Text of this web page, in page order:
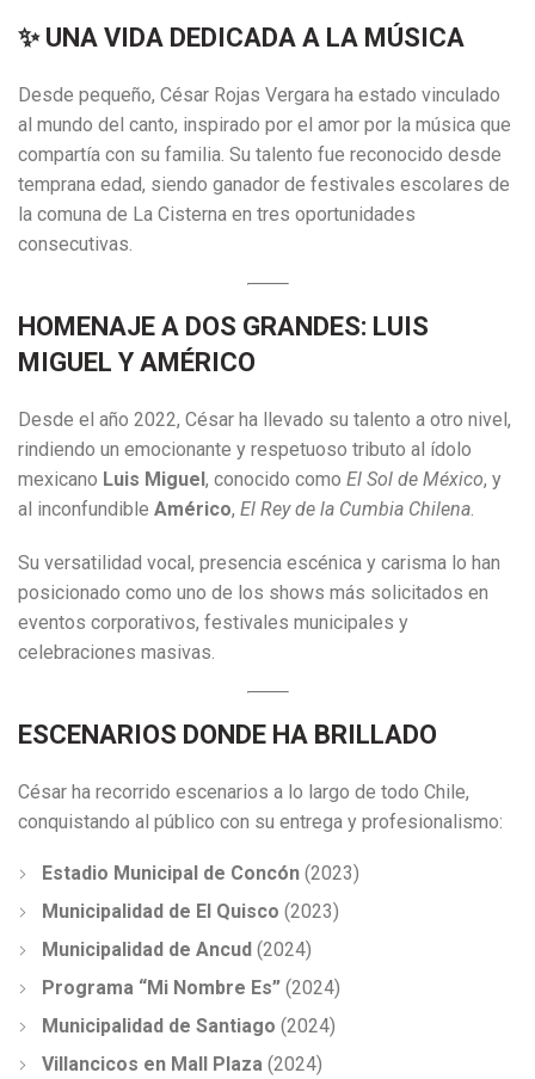
✨ UNA VIDA DEDICADA A LA MÚSICA
Desde pequeño, César Rojas Vergara ha estado vinculado
al mundo del canto, inspirado por el amor por la música que
compartía con su familia. Su talento fue reconocido desde
temprana edad, siendo ganador de festivales escolares de
la comuna de La Cisterna en tres oportunidades
consecutivas.
HOMENAJE A DOS GRANDES: LUIS
MIGUEL Y AMÉRICO
Desde el año 2022, César ha llevado su talento a otro nivel,
rindiendo un emocionante y respetuoso tributo al ídolo
mexicano Luis Miguel, conocido como El Sol de México, y
al inconfundible Américo, El Rey de la Cumbia Chilena
Su versatilidad vocal, presencia escénica y carisma lo han
posicionado como uno de los shows más solicitados en
eventos corporativos, festivales municipales y
celebraciones masivas.
ESCENARIOS DONDE HA BRILLADO
César ha recorrido escenarios a lo largo de todo Chile,
conquistando al público con su entrega y profesionalismo:
Estadio Municipal de Concón (2023)
Municipalidad de El Quisco (2023)
Municipalidad de Ancud (2024)
Programa “Mi Nombre Es” (2024)
Municipalidad de Santiago (2024)
Villancicos en Mall Plaza (2024)